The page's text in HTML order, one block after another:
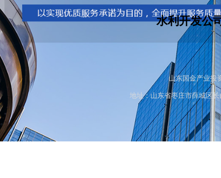
水利开发公
山东国金产业投
地址：山东省枣庄市薛城区